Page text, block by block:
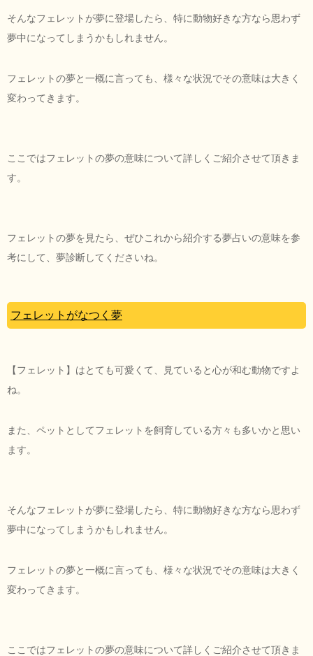
そんなフェレットが夢に登場したら、特に動物好きな方なら思わず
夢中になってしまうかもしれません。
フェレットの夢と一概に言っても、様々な状況でその意味は大きく
変わってきます。
ここではフェレットの夢の意味について詳しくご紹介させて頂きま
す。
フェレットの夢を見たら、ぜひこれから紹介する夢占いの意味を参
考にして、夢診断してくださいね。
フェレットがなつく夢
【フェレット】はとても可愛くて、見ていると心が和む動物ですよ
ね。
また、ペットとしてフェレットを飼育している方々も多いかと思い
ます。
そんなフェレットが夢に登場したら、特に動物好きな方なら思わず
夢中になってしまうかもしれません。
フェレットの夢と一概に言っても、様々な状況でその意味は大きく
変わってきます。
ここではフェレットの夢の意味について詳しくご紹介させて頂きま